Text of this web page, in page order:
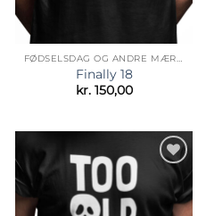
FØDSELSDAG OG ANDRE MÆRKEDAGE
Finally 18
kr.150,00
Tilføj til
ønskeliste